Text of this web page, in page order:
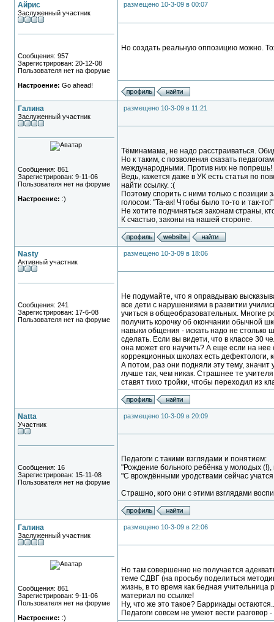
Айрис
Заслуженный участник
Сообщения: 957
Зарегистрирован: 20-12-08
Пользователя нет на форуме
Настроение: Go ahead!
размещено 10-3-09 в 00:07
Но создать реальную оппозицию можно.
Галина
Заслуженный участник
Сообщения: 861
Зарегистрирован: 9-11-06
Пользователя нет на форуме
Настроение: :)
размещено 10-3-09 в 11:21
Тёминамама, не надо расстраиваться.
Но к таким, с позволения сказать
международными. Против них не попрешь!
Ведь, кажется даже в УК есть статья по
найти ссылку. :(
Поэтому спорить с ними только с
голосом: "Та-ак! Чтобы было то-то и так-
Не хотите подчиняться законам страны,
К счастью, законы на нашей стороне.
Nasty
Активный участник
Сообщения: 241
Зарегистрирован: 17-6-08
Пользователя нет на форуме
размещено 10-3-09 в 18:06
Не подумайте, что я оправдываю
все дети с нарушениями в развитии
учиться в общеобразовательных. Многие
получить корочку об окончании обычной
навыки общения - искать надо не столько
сделать. Если вы видети, что в классе 30
она может его научить? А еще если на нее
коррекционных школах есть дефектологи,
А потом, раз они подняли эту тему,
лучше так, чем никак. Страшнее те
ставят тихо тройки, чтобы переходил из
Natta
Участник
Сообщения: 16
Зарегистрирован: 15-11-08
Пользователя нет на форуме
размещено 10-3-09 в 20:09
Педагоги с такими взглядами и понятием:
"Рождение больного ребёнка у молодых
"С врождёнными уродствами сейчас
Страшно, кого они с этими взглядами
Галина
Заслуженный участник
Сообщения: 861
Зарегистрирован: 9-11-06
Пользователя нет на форуме
Настроение: :)
размещено 10-3-09 в 22:06
Но там совершенно не получается
теме СДВГ (на просьбу поделиться
жизнь, в то время как бедная
материал по ссылке!
Ну, что же это такое? Баррикады
Педагоги совсем не умеют вести разговор